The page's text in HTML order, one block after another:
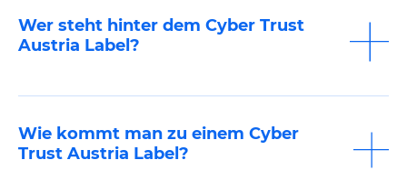
Wer steht hinter dem Cyber Trust
Austria Label?
Wie kommt man zu einem Cyber
Trust Austria Label?